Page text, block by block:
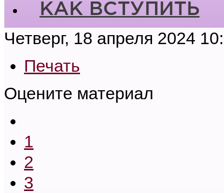
КАК ВСТУПИТЬ
Четверг, 18 апреля 2024
Печать
Оцените материал
1
2
3